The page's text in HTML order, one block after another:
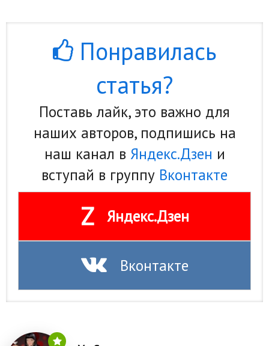
Понравилась
статья?
Поставь лайк, это важно для
наших авторов, подпишись на
наш канал в Яндекс.Дзен и
вступай в группу Вконтакте
Z Яндекс.Дзен
Вконтакте